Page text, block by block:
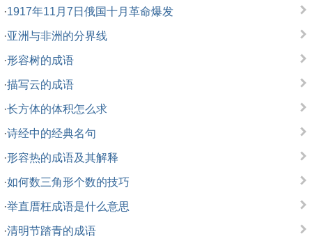
·1917年11月7日俄国十月革命爆发
·亚洲与非洲的分界线
·形容树的成语
·描写云的成语
·长方体的体积怎么求
·诗经中的经典名句
·形容热的成语及其解释
·如何数三角形个数的技巧
·举直厝枉成语是什么意思
·清明节踏青的成语